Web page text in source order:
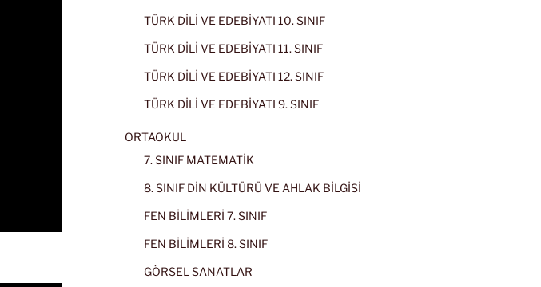
TÜRK DİLİ VE EDEBİYATI 10. SINIF
TÜRK DİLİ VE EDEBİYATI 11. SINIF
TÜRK DİLİ VE EDEBİYATI 12. SINIF
TÜRK DİLİ VE EDEBİYATI 9. SINIF
ORTAOKUL
7. SINIF MATEMATİK
8. SINIF DİN KÜLTÜRÜ VE AHLAK BİLGİSİ
FEN BİLİMLERİ 7. SINIF
FEN BİLİMLERİ 8. SINIF
GÖRSEL SANATLAR